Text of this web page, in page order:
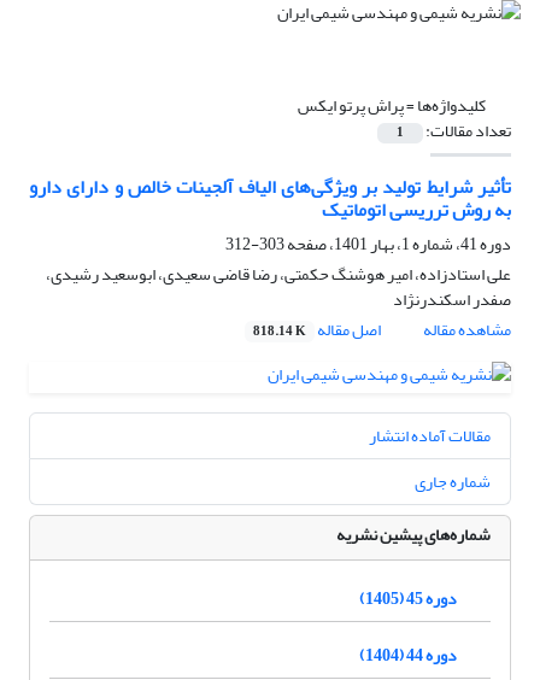
کلیدواژه‌ها =پراش پرتو ایکس
تعداد مقالات: 1
تأثیر شرایط تولید بر ویژگی‌های الیاف آلجینات خالص و دارای دارو
به روش ترریسی اتوماتیک
دوره 41، شماره 1، بهار 1401، صفحه
303-312
علی استادزاده، امیر هوشنگ حکمتی، رضا قاضی سعیدی، ابوسعید رشیدی،
صفدر اسکندرنژاد
مشاهده مقاله
اصل مقاله 818.14 K
مقالات آماده انتشار
شماره جاری
شماره‌های پیشین نشریه
دوره 45 (1405)
دوره 44 (1404)